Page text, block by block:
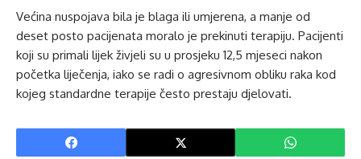
Većina nuspojava bila je blaga ili umjerena, a manje od
deset posto pacijenata moralo je prekinuti terapiju. Pacijenti
koji su primali lijek živjeli su u prosjeku 12,5 mjeseci nakon
početka liječenja, iako se radi o agresivnom obliku raka kod
kojeg standardne terapije često prestaju djelovati.